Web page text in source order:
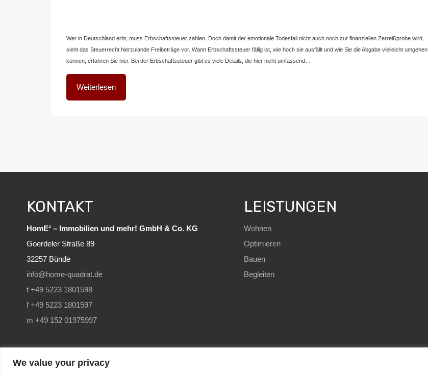
We value your privacy
Wer in Deutschland erbt, muss Erbschaftssteuer zahlen. Doch damit der emotionale Todesfall nicht auch noch zur finanziellen Zerreißprobe wird,
sieht das Steuerrecht hierzulande Freibeträge vor. Wann Erbschaftssteuer fällig ist, wie hoch sie ausfällt und wie Sie die Abgabe vielleicht umgehen
können, erfahren Sie hier. Bei der Erbschaftssteuer gibt es viele Details, die hier nicht umfassend…
Weiterlesen
KONTAKT
HomE² – Immobilien und mehr! GmbH & Co. KG
Goerdeler Straße 89
32257 Bünde
info@home-quadrat.de
t +49 5223 1801598
f +49 5223 1801597
m +49 152 01975997
LEISTUNGEN
Wohnen
Optimieren
Bauen
Begleiten
SEOand Website byimmoWebdesign